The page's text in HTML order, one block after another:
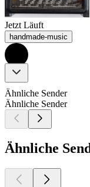
Jetzt Läuft
handmade-music
Ähnliche Sender
Ähnliche Sender
Ähnliche